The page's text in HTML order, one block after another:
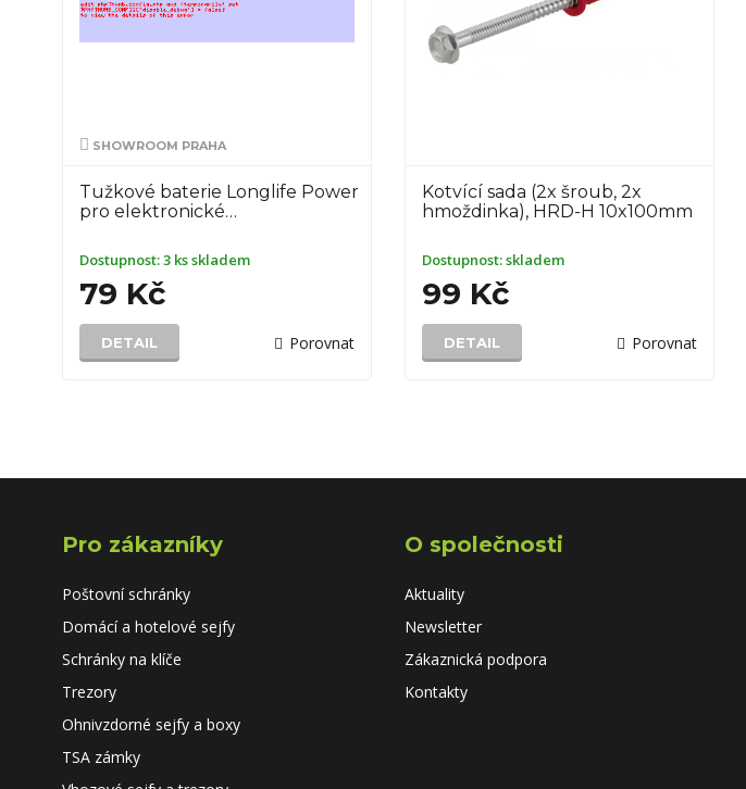
SHOWROOM PRAHA
Tužkové baterie Longlife Power
pro elektronické…
Dostupnost:3 ks skladem
79 Kč
DETAIL Porovnat
Kotvící sada (2x šroub, 2x
hmoždinka), HRD-H 10x100mm
Dostupnost:skladem
99 Kč
DETAIL Porovnat
Pro zákazníky
Poštovní schránky
Domácí a hotelové sejfy
Schránky na klíče
Trezory
Ohnivzdorné sejfy a boxy
TSA zámky
O společnosti
Aktuality
Newsletter
Zákaznická podpora
Kontakty